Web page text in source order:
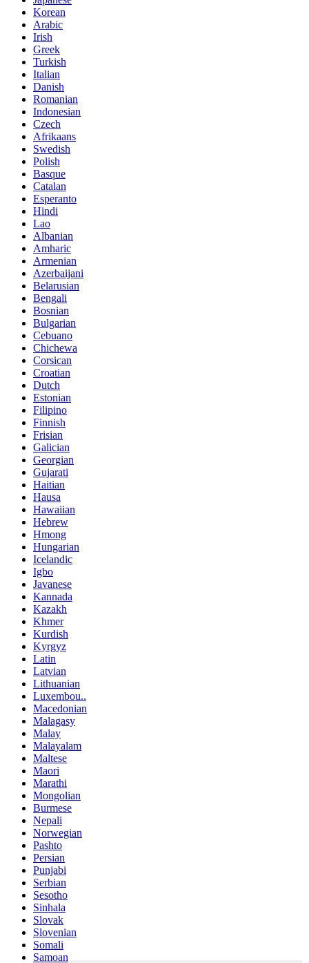
Korean
Arabic
Irish
Greek
Turkish
Italian
Danish
Romanian
Indonesian
Czech
Afrikaans
Swedish
Polish
Basque
Catalan
Esperanto
Hindi
Lao
Albanian
Amharic
Armenian
Azerbaijani
Belarusian
Bengali
Bosnian
Bulgarian
Cebuano
Chichewa
Corsican
Croatian
Dutch
Estonian
Filipino
Finnish
Frisian
Galician
Georgian
Gujarati
Haitian
Hausa
Hawaiian
Hebrew
Hmong
Hungarian
Icelandic
Igbo
Javanese
Kannada
Kazakh
Khmer
Kurdish
Kyrgyz
Latin
Latvian
Lithuanian
Luxembou..
Macedonian
Malagasy
Malay
Malayalam
Maltese
Maori
Marathi
Mongolian
Burmese
Nepali
Norwegian
Pashto
Persian
Punjabi
Serbian
Sesotho
Sinhala
Slovak
Slovenian
Somali
Samoan